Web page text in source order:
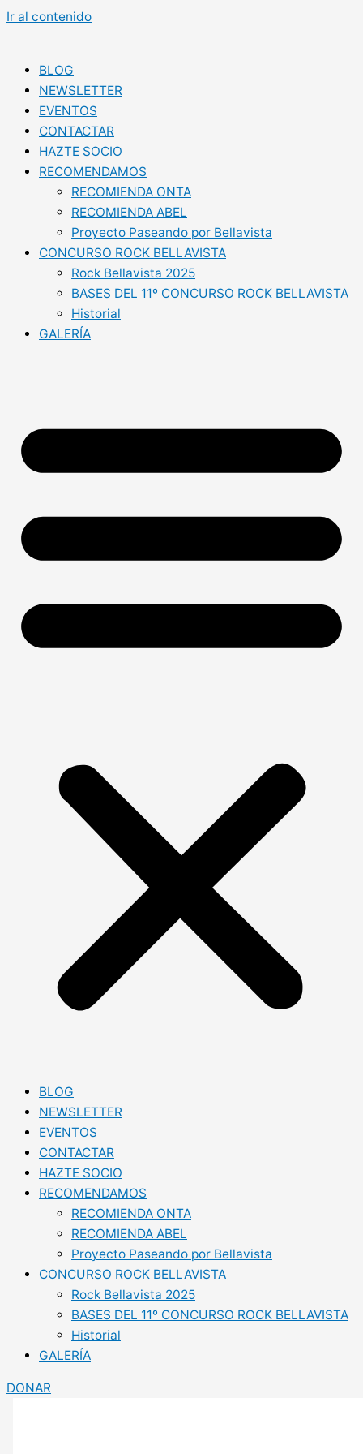
Ir al contenido
BLOG
NEWSLETTER
EVENTOS
CONTACTAR
HAZTE SOCIO
RECOMENDAMOS
RECOMIENDA ONTA
RECOMIENDA ABEL
Proyecto Paseando por Bellavista
CONCURSO ROCK BELLAVISTA
Rock Bellavista 2025
BASES DEL 11º CONCURSO ROCK BELLAVISTA
Historial
GALERÍA
BLOG
NEWSLETTER
EVENTOS
CONTACTAR
HAZTE SOCIO
RECOMENDAMOS
RECOMIENDA ONTA
RECOMIENDA ABEL
Proyecto Paseando por Bellavista
CONCURSO ROCK BELLAVISTA
Rock Bellavista 2025
BASES DEL 11º CONCURSO ROCK BELLAVISTA
Historial
GALERÍA
DONAR